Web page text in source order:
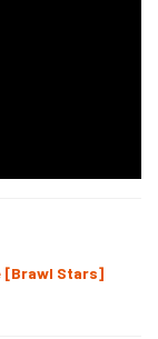
[Brawl Stars]